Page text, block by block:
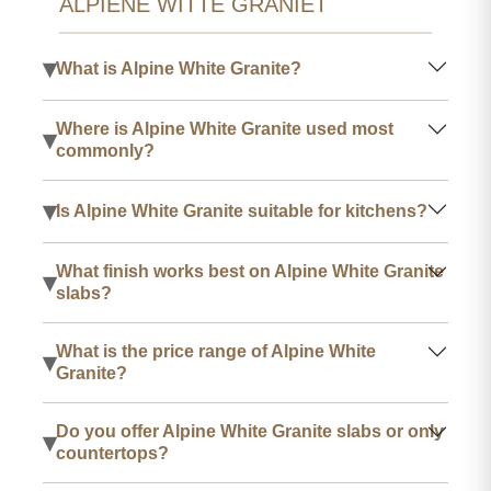
▾What is Alpine White Granite?
▾Where is Alpine White Granite used most
commonly?
▾Is Alpine White Granite suitable for kitchens?
▾What finish works best on Alpine White Granite
slabs?
▾What is the price range of Alpine White
Granite?
▾Do you offer Alpine White Granite slabs or only
countertops?